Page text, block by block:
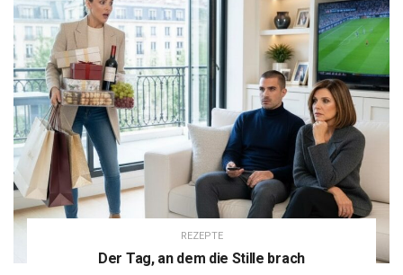
REZEPTE
Der Tag, an dem die Stille brach